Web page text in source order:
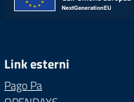
Link esterni
Pago Pa